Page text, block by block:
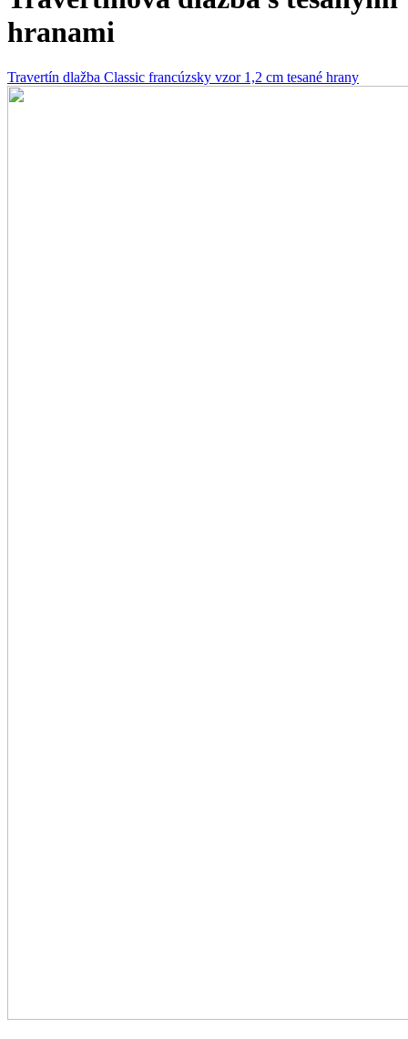
hranami
Travertín dlažba Classic francúzsky vzor 1,2 cm tesané hrany